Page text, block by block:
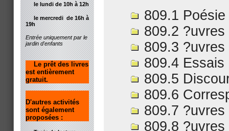
809.1 Poésie
809.2
809.3
809.4 Essais
809.5
809.6
809.7
809.8
le lundi de 10h à 12h
le mercredi de 16h à
19h
Entrée uniquement par le
jardin d'enfants
Le prêt des livres
est entièrement
gratuit.
D'autres activités
sont également
proposées :